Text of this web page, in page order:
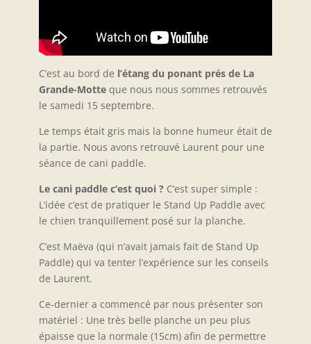
C’est au bord de l’étang du ponant prés de La
Grande-Motte que nous nous sommes retrouvés
le samedi 15 septembre.
Le temps était gris mais la bonne humeur était de
la partie. Nous avons retrouvé Laurent pour une
séance de cani paddle.
Le cani paddle c’est quoi ? C’est super simple :
L’idée c’est de pratiquer le Stand Up Paddle avec
le chien tranquillement posé sur la planche.
C’est Maëva (qui n’avait jamais fait de Stand Up
Paddle) qui va tenter l’expérience sur les conseils
de Laurent.
Ce-dernier a commencé par nous présenter son
matériel : Une très belle planche un peu plus
épaisse que la normale (15cm) afin de permettre